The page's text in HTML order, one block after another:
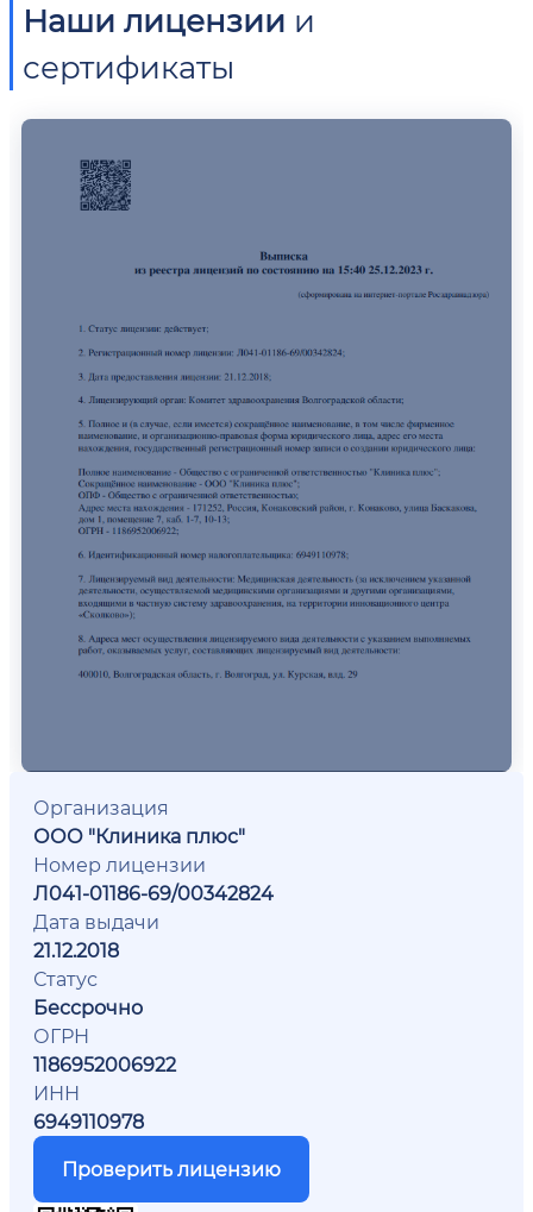
Наши лицензии и
сертификаты
Организация
ООО "Клиника плюс"
Номер лицензии
Л041-01186-69/00342824
Дата выдачи
21.12.2018
Статус
Бессрочно
ОГРН
1186952006922
ИНН
6949110978
Проверить лицензию